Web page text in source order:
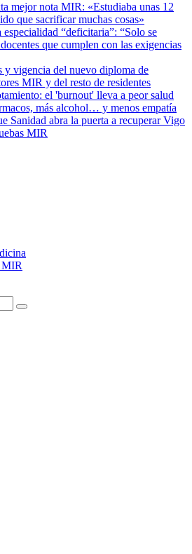
mejor nota MIR: «Estudiaba unas 12
que sacrificar muchas cosas»
“deficitaria”: “Solo se
que cumplen con las exigencias
y vigencia del nuevo diploma de
MIR y del resto de residentes
el 'burnout' lleva a peor salud
más alcohol… y menos empatía
Sanidad abra la puerta a recuperar Vigo
MIR
MIR
Buscar